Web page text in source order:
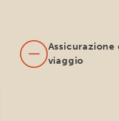
Assicurazione
viaggio